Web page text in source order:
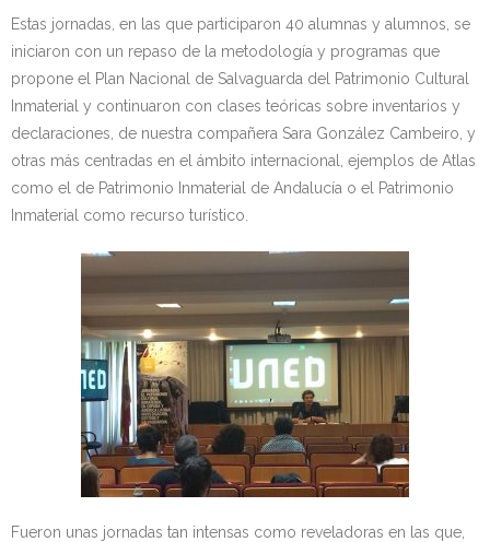
Estas jornadas, en las que participaron 40 alumnas y alumnos, se
iniciaron con un repaso de la metodología y programas que
propone el Plan Nacional de Salvaguarda del Patrimonio Cultural
Inmaterial y continuaron con clases teóricas sobre inventarios y
declaraciones, de nuestra compañera Sara González Cambeiro, y
otras más centradas en el ámbito internacional, ejemplos de Atlas
como el de Patrimonio Inmaterial de Andalucía o el Patrimonio
Inmaterial como recurso turístico.
Fueron unas jornadas tan intensas como reveladoras en las que,